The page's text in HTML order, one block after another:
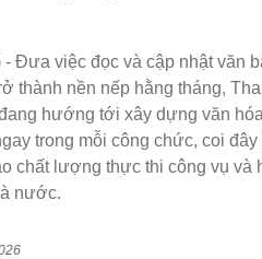
- Đưa việc đọc và cập nhật văn
thành nền nếp hằng tháng,
hướng tới xây dựng văn
trong mỗi công chức, coi đây
chất lượng thực thi công vụ và
nước.